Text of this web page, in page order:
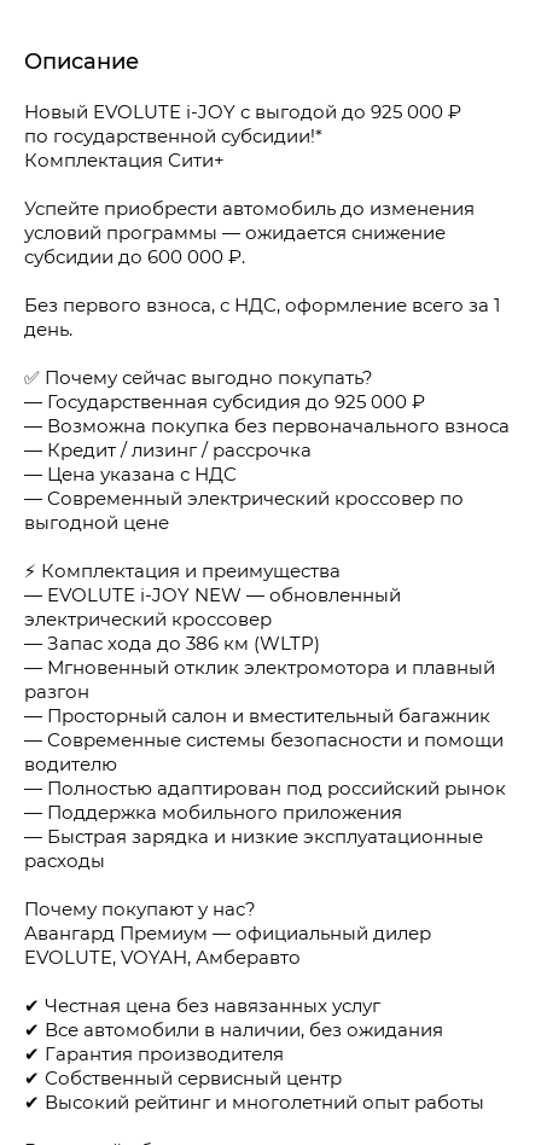
Описание
Новый EVOLUTE i-JOY с выгодой до 925 000 ₽
по государственной субсидии!*
Комплектация Сити+
Успейте приобрести автомобиль до изменения
условий программы — ожидается снижение
субсидии до 600 000 ₽.
Без первого взноса, с НДС, оформление всего за 1
день.
✅ Почему сейчас выгодно покупать?
— Государственная субсидия до 925 000 ₽
— Возможна покупка без первоначального взноса
— Кредит / лизинг / рассрочка
— Цена указана с НДС
— Современный электрический кроссовер по
выгодной цене
⚡ Комплектация и преимущества
— EVOLUTE i-JOY NEW — обновленный
электрический кроссовер
— Запас хода до 386 км (WLTP)
— Мгновенный отклик электромотора и плавный
разгон
— Просторный салон и вместительный багажник
— Современные системы безопасности и помощи
водителю
— Полностью адаптирован под российский рынок
— Поддержка мобильного приложения
— Быстрая зарядка и низкие эксплуатационные
расходы
Почему покупают у нас?
Авангард Премиум — официальный дилер
EVOLUTE, VOYAH, Амберавто
✔ Честная цена без навязанных услуг
✔ Все автомобили в наличии, без ожидания
✔ Гарантия производителя
✔ Собственный сервисный центр
✔ Высокий рейтинг и многолетний опыт работы